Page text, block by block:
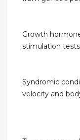
Growth
stimulation tests
Syndromic
velocity and